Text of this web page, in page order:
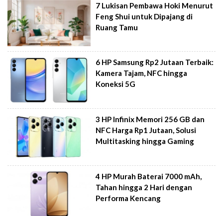
7 Lukisan Pembawa Hoki Menurut
Feng Shui untuk Dipajang di
Ruang Tamu
6 HP Samsung Rp2 Jutaan Terbaik:
Kamera Tajam, NFC hingga
Koneksi 5G
3 HP Infinix Memori 256 GB dan
NFC Harga Rp1 Jutaan, Solusi
Multitasking hingga Gaming
4 HP Murah Baterai 7000 mAh,
Tahan hingga 2 Hari dengan
Performa Kencang